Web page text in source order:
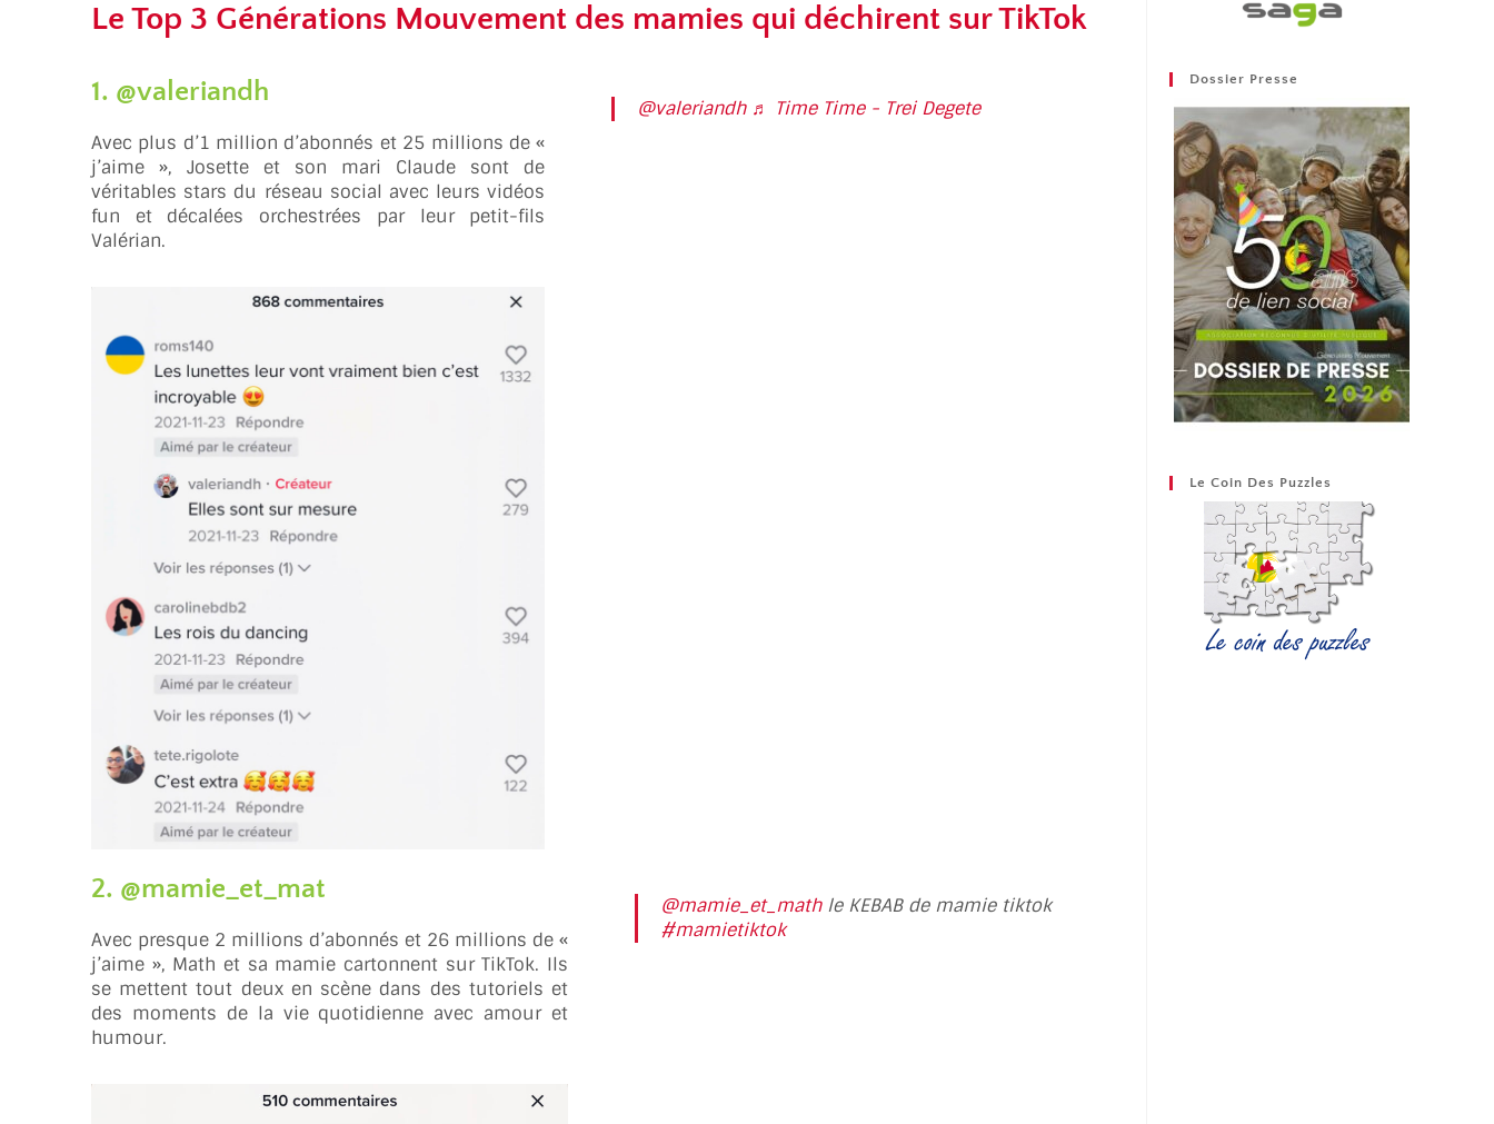
Le Top 3 Générations Mouvement des mamies qui déchirent sur TikTok
1. @valeriandh
Avec plus d’1 million d’abonnés et 25 millions de «
j’aime », Josette et son mari Claude sont de
véritables stars du réseau social avec leurs vidéos
fun et décalées orchestrées par leur petit-fils
Valérian.
@valeriandh ♬ Time Time - Trei Degete
2. @mamie_et_mat
Avec presque 2 millions d’abonnés et 26 millions de «
j’aime », Math et sa mamie cartonnent sur TikTok. Ils
se mettent tout deux en scène dans des tutoriels et
des moments de la vie quotidienne avec amour et
humour.
@mamie_et_mathle KEBAB de mamie tiktok
#mamietiktok
Dossier Presse
Le Coin Des Puzzles